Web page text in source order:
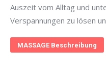
Auszeit vom Alltag und
Verspannungen zu lösen
MASSAGE Beschreibung